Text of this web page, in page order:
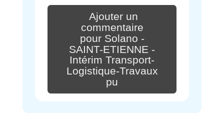
Ajouter un
commentaire
pour Solano -
SAINT-ETIENNE -
Intérim Transport-
Logistique-Travaux
pu